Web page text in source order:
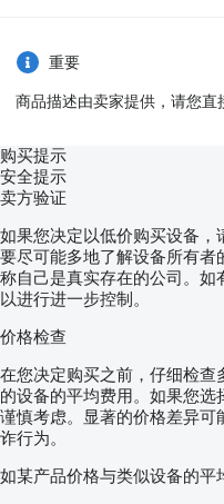
重要
商品描述由卖家提供，请您直
购买提示
安全提示
卖方验证
如果您决定以低价购买设备
要尽可能多地了解设备所有
称自己是真实存在的公司。如
以进行进一步控制。
价格检查
在您决定购买之前，仔细检查
的设备的平均费用。如果您
谨慎考虑。显著的价格差异可
诈行为。
如某产品价格与类似设备的平